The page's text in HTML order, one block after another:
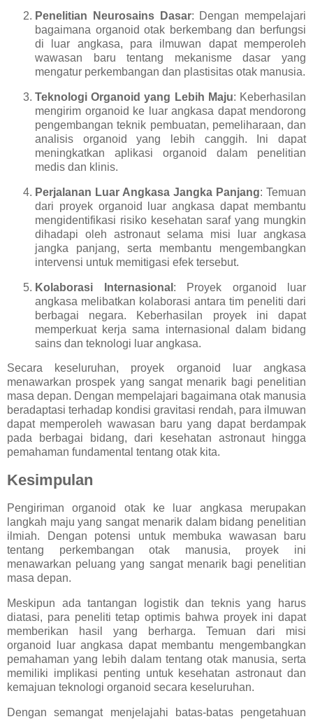
Penelitian Neurosains Dasar: Dengan mempelajari
bagaimana organoid otak berkembang dan berfungsi
di luar angkasa, para ilmuwan dapat memperoleh
wawasan baru tentang mekanisme dasar yang
mengatur perkembangan dan plastisitas otak manusia.
Teknologi Organoid yang Lebih Maju: Keberhasilan
mengirim organoid ke luar angkasa dapat mendorong
pengembangan teknik pembuatan, pemeliharaan, dan
analisis organoid yang lebih canggih. Ini dapat
meningkatkan aplikasi organoid dalam penelitian
medis dan klinis.
Perjalanan Luar Angkasa Jangka Panjang: Temuan
dari proyek organoid luar angkasa dapat membantu
mengidentifikasi risiko kesehatan saraf yang mungkin
dihadapi oleh astronaut selama misi luar angkasa
jangka panjang, serta membantu mengembangkan
intervensi untuk memitigasi efek tersebut.
Kolaborasi Internasional : Proyek organoid luar
angkasa melibatkan kolaborasi antara tim peneliti dari
berbagai negara. Keberhasilan proyek ini dapat
memperkuat kerja sama internasional dalam bidang
sains dan teknologi luar angkasa.
Secara keseluruhan, proyek organoid luar angkasa
menawarkan prospek yang sangat menarik bagi penelitian
masa depan. Dengan mempelajari bagaimana otak manusia
beradaptasi terhadap kondisi gravitasi rendah, para ilmuwan
dapat memperoleh wawasan baru yang dapat berdampak
pada berbagai bidang, dari kesehatan astronaut hingga
pemahaman fundamental tentang otak kita.
Kesimpulan
Pengiriman organoid otak ke luar angkasa merupakan
langkah maju yang sangat menarik dalam bidang penelitian
ilmiah. Dengan potensi untuk membuka wawasan baru
tentang perkembangan otak manusia, proyek ini
menawarkan peluang yang sangat menarik bagi penelitian
masa depan.
Meskipun ada tantangan logistik dan teknis yang harus
diatasi, para peneliti tetap optimis bahwa proyek ini dapat
memberikan hasil yang berharga. Temuan dari misi
organoid luar angkasa dapat membantu mengembangkan
pemahaman yang lebih dalam tentang otak manusia, serta
memiliki implikasi penting untuk kesehatan astronaut dan
kemajuan teknologi organoid secara keseluruhan.
Dengan semangat menjelajahi batas-batas pengetahuan